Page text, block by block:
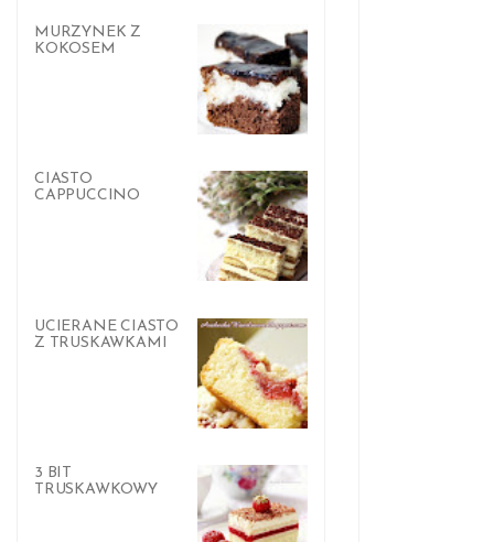
MURZYNEK Z
KOKOSEM
CIASTO
CAPPUCCINO
UCIERANE CIASTO
Z TRUSKAWKAMI
3 BIT
TRUSKAWKOWY